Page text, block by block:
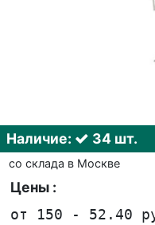
Наличие: 34 шт.
со склада в Москве
Цены :
от 150 - 52.40